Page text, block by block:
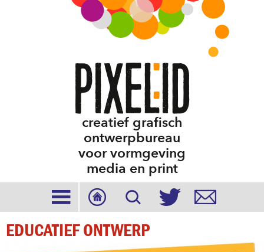
creatief grafisch
ontwerpbureau
voor vormgeving
media en print
    
EDUCATIEF ONTWERP